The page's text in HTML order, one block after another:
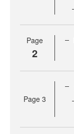
Page
2
Page 3